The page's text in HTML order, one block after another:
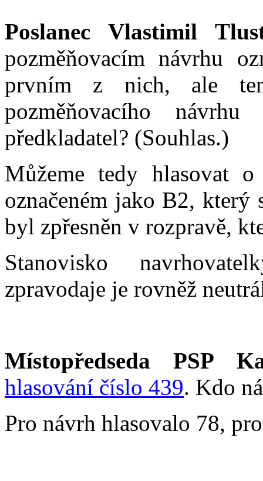
Poslanec Vlastimil
pozměňovacím návrhu
prvním z nich, ale
pozměňovacího
předkladatel? (Souhlas.)
Můžeme tedy hlasovat o
označeném jako B2, který
byl zpřesněn v rozpravě,
Stanovisko
zpravodaje je rovněž
Místopředseda PSP
hlasování číslo 439. Kdo
Pro návrh hlasovalo 78,